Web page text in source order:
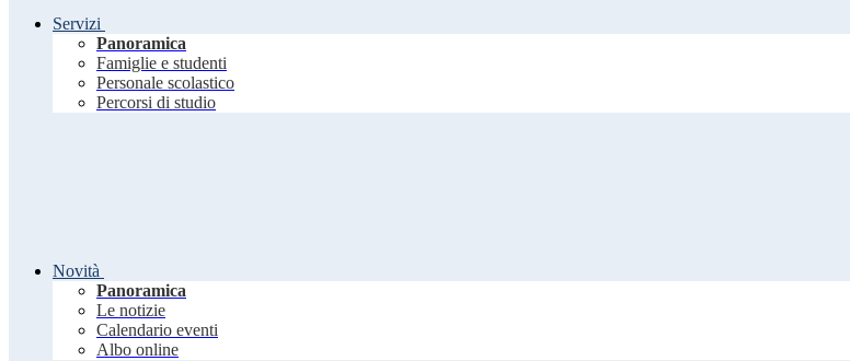
Servizi
Panoramica
Famiglie e studenti
Personale scolastico
Percorsi di studio
Novità
Panoramica
Le notizie
Calendario eventi
Albo online